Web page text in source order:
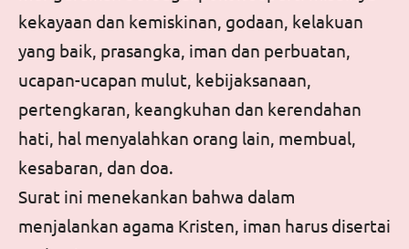
kekayaan dan kemiskinan, godaan, kelakuan
yang baik, prasangka, iman dan perbuatan,
ucapan-ucapan mulut, kebijaksanaan,
pertengkaran, keangkuhan dan kerendahan
hati, hal menyalahkan orang lain, membual,
kesabaran, dan doa.
Surat ini menekankan bahwa dalam
menjalankan agama Kristen, iman harus disertai